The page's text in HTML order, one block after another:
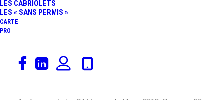
LES CABRIOLETS
LES « SANS PERMIS »
CARTE
PRO
24 HEURES DU MANS
D’AUDI ET DES